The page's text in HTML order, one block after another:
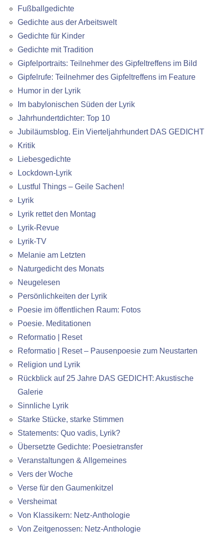
Fußballgedichte
Gedichte aus der Arbeitswelt
Gedichte für Kinder
Gedichte mit Tradition
Gipfelportraits: Teilnehmer des Gipfeltreffens im Bild
Gipfelrufe: Teilnehmer des Gipfeltreffens im Feature
Humor in der Lyrik
Im babylonischen Süden der Lyrik
Jahrhundertdichter: Top 10
Jubiläumsblog. Ein Vierteljahrhundert DAS GEDICHT
Kritik
Liebesgedichte
Lockdown-Lyrik
Lustful Things – Geile Sachen!
Lyrik
Lyrik rettet den Montag
Lyrik-Revue
Lyrik-TV
Melanie am Letzten
Naturgedicht des Monats
Neugelesen
Persönlichkeiten der Lyrik
Poesie im öffentlichen Raum: Fotos
Poesie. Meditationen
Reformatio | Reset
Reformatio | Reset – Pausenpoesie zum Neustarten
Religion und Lyrik
Rückblick auf 25 Jahre DAS GEDICHT: Akustische
Galerie
Sinnliche Lyrik
Starke Stücke, starke Stimmen
Statements: Quo vadis, Lyrik?
Übersetzte Gedichte: Poesietransfer
Veranstaltungen & Allgemeines
Vers der Woche
Verse für den Gaumenkitzel
Versheimat
Von Klassikern: Netz-Anthologie
Von Zeitgenossen: Netz-Anthologie